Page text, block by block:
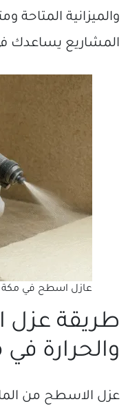
والميزانية المتاحة
المشاريع يساعدك
عازل اسطح في مكة
طريقة عزل
والحرارة
عزل الاسطح من